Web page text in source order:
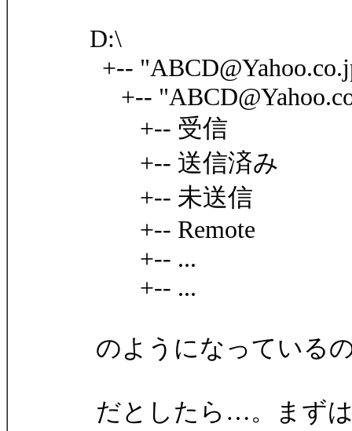
D:\
+--
+--
+-- 受信
+-- 送信済み
+-- 未送信
+-- Remote
+-- ...
+-- ...
のようになっている
だとしたら…。まずは